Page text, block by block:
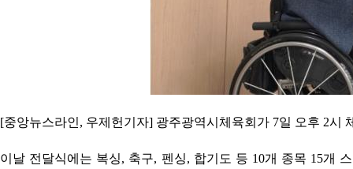
[중앙뉴스라인, 우제헌기자] 광주광역시체육회가 7일 오후 2시
이날 전달식에는 복싱, 축구, 펜싱, 합기도 등 10개 종목 15개